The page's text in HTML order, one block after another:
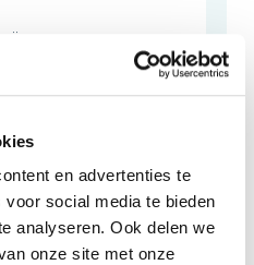
en advertenties te
social media te bieden
analyseren. Ook delen we
onze site met onze
van
zeldzame vorm
berichten
op socials?